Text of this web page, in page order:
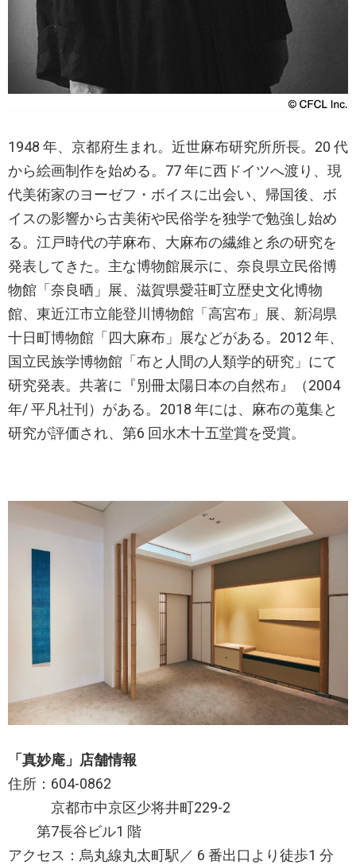
1948 年、京都府生まれ。近世麻布研究所所長。20 代
から絵画制作を始める。77 年に西ドイツへ渡り、現
代美術家のヨーゼフ・ボイスに出会い、帰国後、ボ
イスの影響から古美術や民俗学を独学で勉強し始め
る。江戸時代の芋麻布、大麻布の繊維と糸の研究を
発表してきた。主な博物館展示に、奈良県立民俗博
物館「奈良晒」展、滋賀県愛荘町立歴史文化博物
館、東近江市立能登川博物館「高宮布」展、新潟県
十日町博物館「四大麻布」展などがある。2012 年、
国立民族学博物館「布と人間の人類学的研究」にて
研究発表。共著に『別冊太陽日本の自然布』（2004
年/ 平凡社刊）がある。2018 年には、麻布の蒐集と
研究が評価され、第6 回水木十五堂賞を受賞。
「真妙庵」店舗情報
住所：604-0862
京都市中京区少将井町229-2
第7長谷ビル1 階
アクセス：烏丸線丸太町駅／ 6 番出口より徒歩1 分